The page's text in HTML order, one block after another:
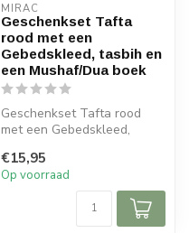
MIRAC
Geschenkset Tafta
rood met een
Gebedskleed, tasbih en
een Mushaf/Dua boek
Geschenkset Tafta rood
met een Gebedskleed,
boek
Afme...
€15,95
Op voorraad